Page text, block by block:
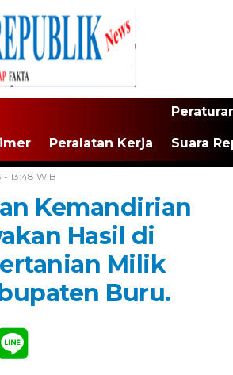
Peralatan Kerja Suara
13:48 WIB
Kemandirian
Hasil di
Milik
Buru.